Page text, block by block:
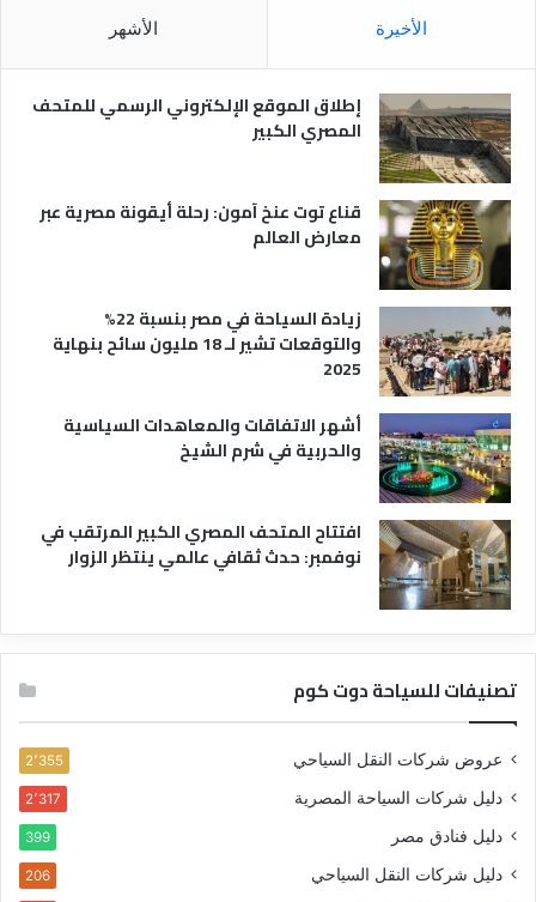
ر
ة
و
الأخيرة الأشهر
إطلاق الموقع الإلكتروني الرسمي للمتحف
المصري الكبير
قناع توت عنخ آمون: رحلة أيقونة مصرية عبر
معارض العالم
زيادة السياحة في مصر بنسبة 22%
والتوقعات تشير لـ 18 مليون سائح بنهاية
2025
أشهر الاتفاقات والمعاهدات السياسية
والحربية في شرم الشيخ
افتتاح المتحف المصري الكبير المرتقب في
نوفمبر: حدث ثقافي عالمي ينتظر الزوار
تصنيفات للسياحة دوت كوم
عروض شركات النقل السياحي 2٬355
دليل شركات السياحة المصرية 2٬317
دليل فنادق مصر 399
دليل شركات النقل السياحي 206